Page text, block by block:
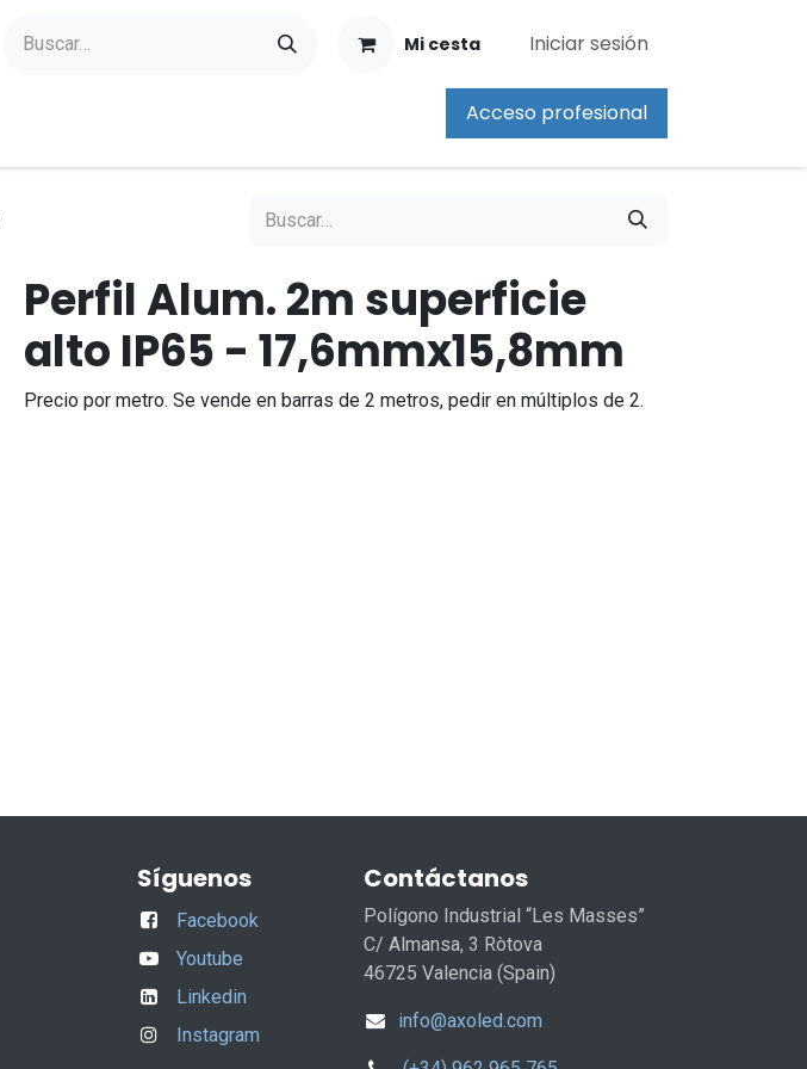
Mi cesta Iniciar sesión
Acceso profesional
Perfil Alum. 2m superficie
alto IP65 - 17,6mmx15,8mm
Precio por metro. Se vende en barras de 2 metros, pedir en múltiplos de 2.
Síguenos
Facebook
Youtube
Linkedin
Instagram
Contáctanos
Polígono Industrial “Les Masses”
C/ Almansa, 3 Ròtova
46725 Valencia (Spain)
info@axoled.com